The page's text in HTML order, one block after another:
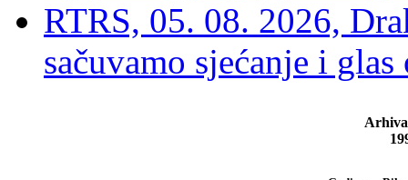
RTRS, 05. 08. 2026,
sačuvamo sjećanje i